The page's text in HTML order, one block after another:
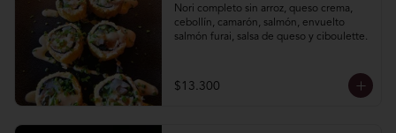
Nori completo sin arroz, queso crema,
cebollín, camarón, salmón, envuelto
salmón furai, salsa de queso y ciboulette.
$13.300